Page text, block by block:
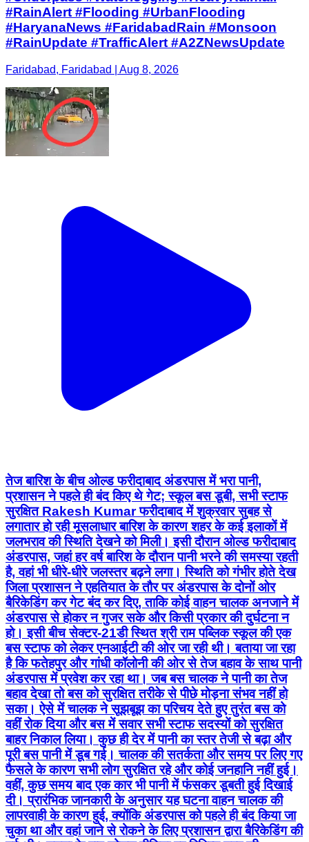
#RainAlert #Flooding #UrbanFlooding
#HaryanaNews #FaridabadRain #Monsoon
#RainUpdate #TrafficAlert #A2ZNewsUpdate
Faridabad, Faridabad | Aug 8, 2026
तेज बारिश के बीच ओल्ड फरीदाबाद अंडरपास में भरा पानी,
प्रशासन ने पहले ही बंद किए थे गेट; स्कूल बस डूबी, सभी स्टाफ
सुरक्षित Rakesh Kumar फरीदाबाद में शुक्रवार सुबह से
लगातार हो रही मूसलाधार बारिश के कारण शहर के कई इलाकों में
जलभराव की स्थिति देखने को मिली। इसी दौरान ओल्ड फरीदाबाद
अंडरपास, जहां हर वर्ष बारिश के दौरान पानी भरने की समस्या रहती
है, वहां भी धीरे-धीरे जलस्तर बढ़ने लगा। स्थिति को गंभीर होते देख
जिला प्रशासन ने एहतियात के तौर पर अंडरपास के दोनों ओर
बैरिकेडिंग कर गेट बंद कर दिए, ताकि कोई वाहन चालक अनजाने में
अंडरपास से होकर न गुजर सके और किसी प्रकार की दुर्घटना न
हो। इसी बीच सेक्टर-21डी स्थित श्री राम पब्लिक स्कूल की एक
बस स्टाफ को लेकर एनआईटी की ओर जा रही थी। बताया जा रहा
है कि फतेहपुर और गांधी कॉलोनी की ओर से तेज बहाव के साथ पानी
अंडरपास में प्रवेश कर रहा था। जब बस चालक ने पानी का तेज
बहाव देखा तो बस को सुरक्षित तरीके से पीछे मोड़ना संभव नहीं हो
सका। ऐसे में चालक ने सूझबूझ का परिचय देते हुए तुरंत बस को
वहीं रोक दिया और बस में सवार सभी स्टाफ सदस्यों को सुरक्षित
बाहर निकाल लिया। कुछ ही देर में पानी का स्तर तेजी से बढ़ा और
पूरी बस पानी में डूब गई। चालक की सतर्कता और समय पर लिए गए
फैसले के कारण सभी लोग सुरक्षित रहे और कोई जनहानि नहीं हुई।
वहीं, कुछ समय बाद एक कार भी पानी में फंसकर डूबती हुई दिखाई
दी। प्रारंभिक जानकारी के अनुसार यह घटना वाहन चालक की
लापरवाही के कारण हुई, क्योंकि अंडरपास को पहले ही बंद किया जा
चुका था और वहां जाने से रोकने के लिए प्रशासन द्वारा बैरिकेडिंग की